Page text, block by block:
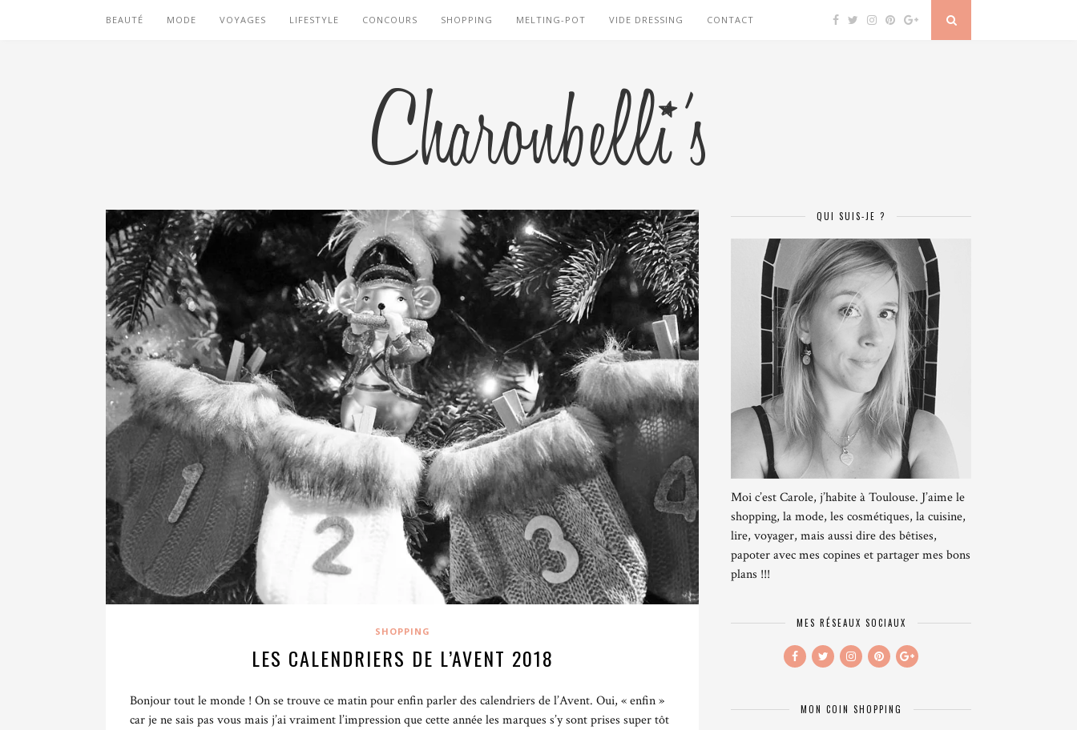
BEAUTÉ MODE VOYAGES LIFESTYLE CONCOURS SHOPPING MELTING-POT VIDE DRESSING CONTACT
SHOPPING
LES CALENDRIERS DE L’AVENT 2018
Bonjour tout le monde ! On se trouve ce matin pour enfin parler des calendriers de l’Avent. Oui, « enfin »
car je ne sais pas vous mais j’ai vraiment l’impression que cette année les marques s’y sont prises super tôt
QUI SUIS-JE ?
Moi c’est Carole, j’habite à Toulouse. J’aime le
shopping, la mode, les cosmétiques, la cuisine,
lire, voyager, mais aussi dire des bêtises,
papoter avec mes copines et partager mes bons
plans !!!
MES RÉSEAUX SOCIAUX
MON COIN SHOPPING